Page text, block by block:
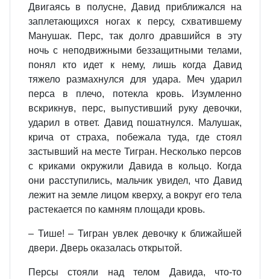
Двигаясь в полусне, Давид приближался на
заплетающихся ногах к персу, схватившему
Манушак. Перс, так долго дравшийся в эту
ночь с неподвижными беззащитными телами,
понял кто идет к нему, лишь когда Давид
тяжело размахнулся для удара. Меч ударил
перса в плечо, потекла кровь. Изумленно
вскрикнув, перс, выпустивший руку девочки,
ударил в ответ. Давид пошатнулся. Малушак,
крича от страха, побежала туда, где стоял
застывший на месте Тигран. Несколько персов
с криками окружили Давида в кольцо. Когда
они расступились, мальчик увидел, что Давид
лежит на земле лицом кверху, а вокруг его тела
растекается по камням площади кровь.
– Тише! – Тигран увлек девочку к ближайшей
двери. Дверь оказалась открытой.
Персы стояли над телом Давида, что‑то